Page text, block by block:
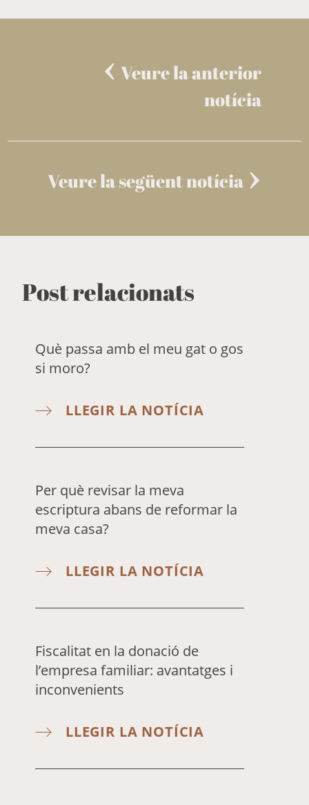
Veure la anterior
notícia
Veure la següent notícia
Post relacionats
Què passa amb el meu gat o gos
si moro?
LLEGIR LA NOTÍCIA
Per què revisar la meva
escriptura abans de reformar la
meva casa?
LLEGIR LA NOTÍCIA
Fiscalitat en la donació de
l’empresa familiar: avantatges i
inconvenients
LLEGIR LA NOTÍCIA